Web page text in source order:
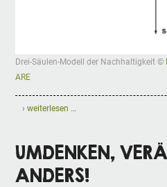
Drei-Säulen-Modell der Nachhaltigkeit ©
ARE
› weiterlesen …
UMDENKEN,
ANDERS!